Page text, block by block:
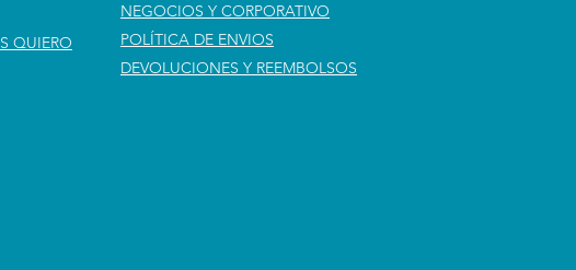
QUIERO
NEGOCIOS Y CORPORATIVO
POLÍTICA DE ENVIOS
DEVOLUCIONES Y REEMBOLSOS